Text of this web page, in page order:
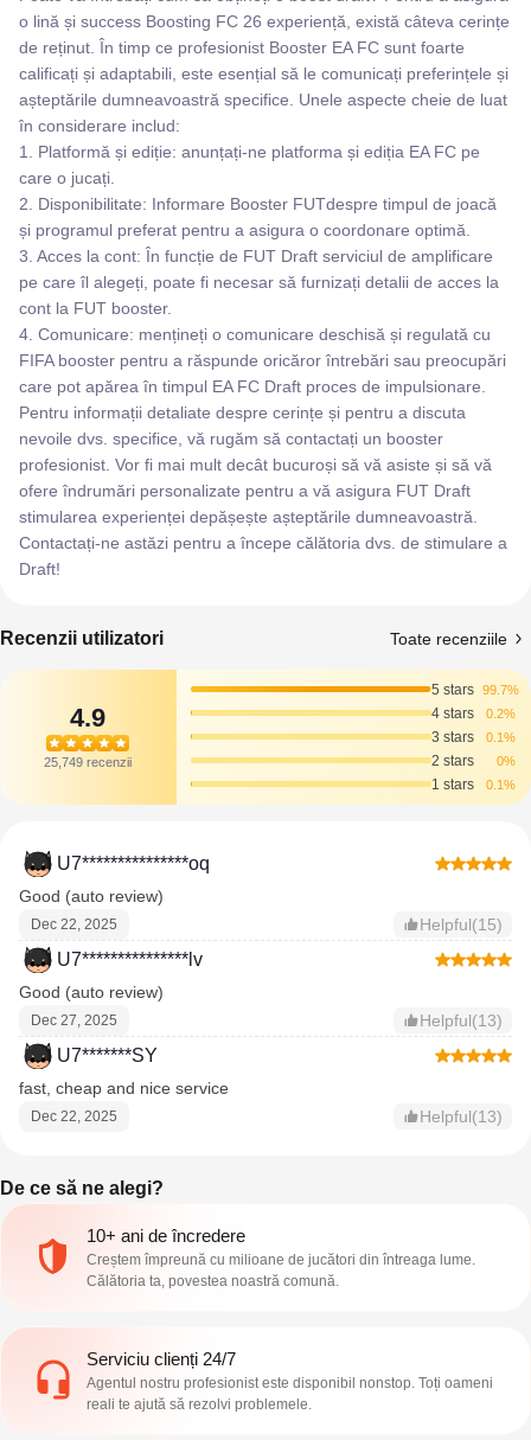
o lină și success Boosting FC 26 experiență, există câteva cerințe
de reținut. În timp ce profesionist Booster EA FC sunt foarte
calificați și adaptabili, este esențial să le comunicați preferințele și
așteptările dumneavoastră specifice. Unele aspecte cheie de luat
în considerare includ:
1. Platformă și ediție: anunțați-ne platforma și ediția EA FC pe
care o jucați.
2. Disponibilitate: Informare Booster FUTdespre timpul de joacă
și programul preferat pentru a asigura o coordonare optimă.
3. Acces la cont: În funcție de FUT Draft serviciul de amplificare
pe care îl alegeți, poate fi necesar să furnizați detalii de acces la
cont la FUT booster.
4. Comunicare: mențineți o comunicare deschisă și regulată cu
FIFA booster pentru a răspunde oricăror întrebări sau preocupări
care pot apărea în timpul EA FC Draft proces de impulsionare.
Pentru informații detaliate despre cerințe și pentru a discuta
nevoile dvs. specifice, vă rugăm să contactați un booster
profesionist. Vor fi mai mult decât bucuroși să vă asiste și să vă
ofere îndrumări personalizate pentru a vă asigura FUT Draft
stimularea experienței depășește așteptările dumneavoastră.
Contactați-ne astăzi pentru a începe călătoria dvs. de stimulare a
Draft!
Recenzii utilizatori Toate recenziile
4.9
25,749 recenzii
5 stars 99.7%
4 stars 0.2%
3 stars 0.1%
2 stars 0%
1 stars 0.1%
U7***************oq
Good (auto review)
Dec 22, 2025 Helpful(15)
U7***************lv
Good (auto review)
Dec 27, 2025 Helpful(13)
U7*******SY
fast, cheap and nice service
Dec 22, 2025 Helpful(13)
De ce să ne alegi?
10+ ani de încredere
Creștem împreună cu milioane de jucători din întreaga lume.
Călătoria ta, povestea noastră comună.
Serviciu clienți 24/7
Agentul nostru profesionist este disponibil nonstop. Toți oameni
reali te ajută să rezolvi problemele.